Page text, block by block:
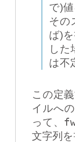
で)
その
ば)
した
は不
この定
イルへ
って、
文字列